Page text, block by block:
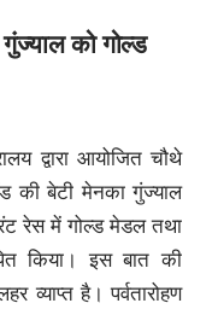
को गोल्ड
द्वारा आयोजित चौथे
की बेटी मेनका गुंज्याल
रेस में गोल्ड मेडल तथा
किया। इस बात की
व्याप्त है। पर्वतारोहण